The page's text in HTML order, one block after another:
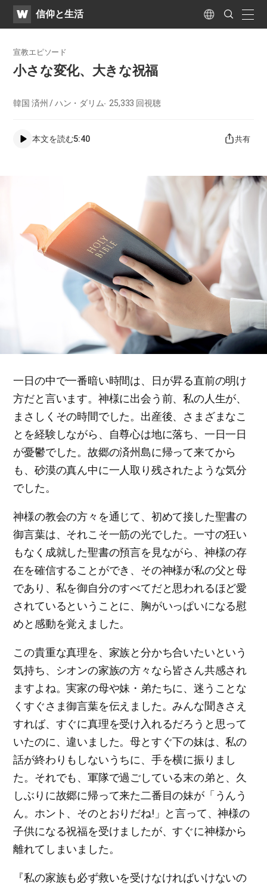
WATV​信仰と生活 Language
Search
Submit
宣教エピソード
小さな変化、大きな祝福
韓国 済州 / ハン・ダリム 25,333 回視聴
本文を読む5:40 共有
一日の中で一番暗い時間は、日が昇る直前の明け
方だと言います。神様に出会う前、私の人生が、
まさしくその時間でした。出産後、さまざまなこ
とを経験しながら、自尊心は地に落ち、一日一日
が憂鬱でした。故郷の済州島に帰って来てから
も、砂漠の真ん中に一人取り残されたような気分
でした。
神様の教会の方々を通じて、初めて接した聖書の
御言葉は、それこそ一筋の光でした。一寸の狂い
もなく成就した聖書の預言を見ながら、神様の存
在を確信することができ、その神様が私の父と母
であり、私を御自分のすべてだと思われるほど愛
されているということに、胸がいっぱいになる慰
めと感動を覚えました。
この貴重な真理を、家族と分かち合いたいという
気持ち、シオンの家族の方々なら皆さん共感され
ますよね。実家の母や妹・弟たちに、迷うことな
くすぐさま御言葉を伝えました。みんな聞きさえ
すれば、すぐに真理を受け入れるだろうと思って
いたのに、違いました。母とすぐ下の妹は、私の
話が終わりもしないうちに、手を横に振りまし
た。それでも、軍隊で過ごしている末の弟と、久
しぶりに故郷に帰って来た二番目の妹が「うんう
ん。ホント、そのとおりだね!」と言って、神様の
子供になる祝福を受けましたが、すぐに神様から
離れてしまいました。
『私の家族も必ず救いを受けなければいけないの